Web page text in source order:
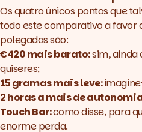
Os quatro únicos pontos que
todo este comparativo a favor
polegadas são:
€420 mais barato:sim, ainda
quiseres;
15 gramas mais leve:
2 horas a mais de
Touch Bar:como disse, para
enorme perda.